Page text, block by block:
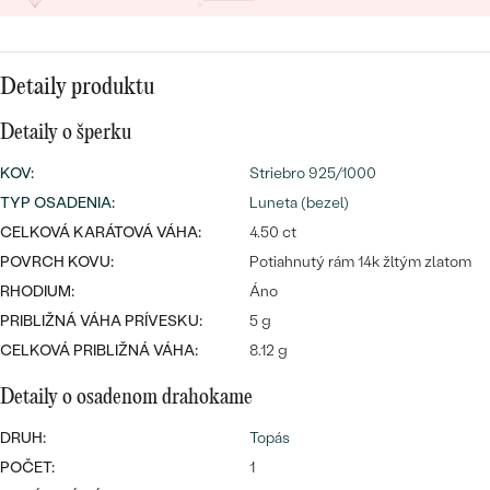
Najpredávanejšie
svadobné
obrúčky
PREZRIEŤ
DRAHOKAM
PODĽA MATERIÁLU
PLATINA
STRIEBRO
S LAB GROWN DIAMANTMI
S PERLAMI
PERSONALIZOVANÉ
SYMBOLICKÉ
PODĽA FARBY
LUXUSNÉ
LUXUSNÉ
Detaily produktu
Detaily o šperku
KOV:
Striebro 925/1000
TYP OSADENIA:
Luneta (bezel)
CELKOVÁ KARÁTOVÁ VÁHA:
4.50 ct
POVRCH KOVU:
Potiahnutý rám 14k žltým zlatom
RHODIUM:
Áno
PRIBLIŽNÁ VÁHA PRÍVESKU:
5 g
CELKOVÁ PRIBLIŽNÁ VÁHA:
8.12 g
Detaily o osadenom drahokame
DRUH:
Topás
POČET:
1